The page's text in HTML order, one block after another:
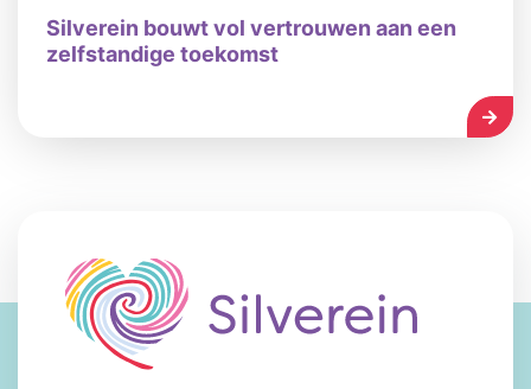
Silverein bouwt vol vertrouwen aan een
zelfstandige toekomst